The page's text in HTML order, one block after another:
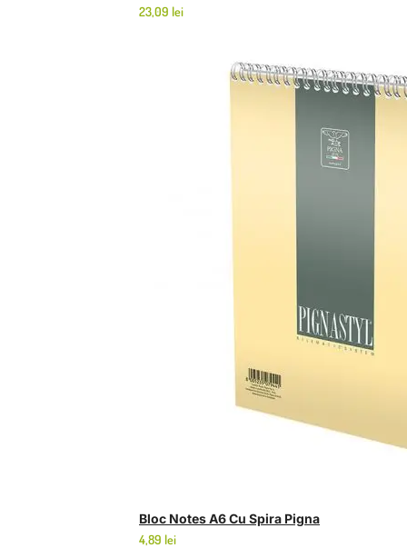
23,09 lei
Bloc Notes A6 Cu Spira Pigna
4,89 lei